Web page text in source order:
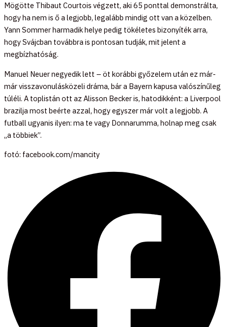
Mögötte Thibaut Courtois végzett, aki 65 ponttal demonstrálta,
hogy ha nem is ő a legjobb, legalább mindig ott van a közelben.
Yann Sommer harmadik helye pedig tökéletes bizonyíték arra,
hogy Svájcban továbbra is pontosan tudják, mit jelent a
megbízhatóság.
Manuel Neuer negyedik lett – öt korábbi győzelem után ez már-
már visszavonulásközeli dráma, bár a Bayern kapusa valószínűleg
túléli. A toplistán ott az Alisson Becker is, hatodikként: a Liverpool
brazilja most beérte azzal, hogy egyszer már volt a legjobb. A
futball ugyanis ilyen: ma te vagy Donnarumma, holnap meg csak
„a többiek”.
fotó: facebook.com/mancity